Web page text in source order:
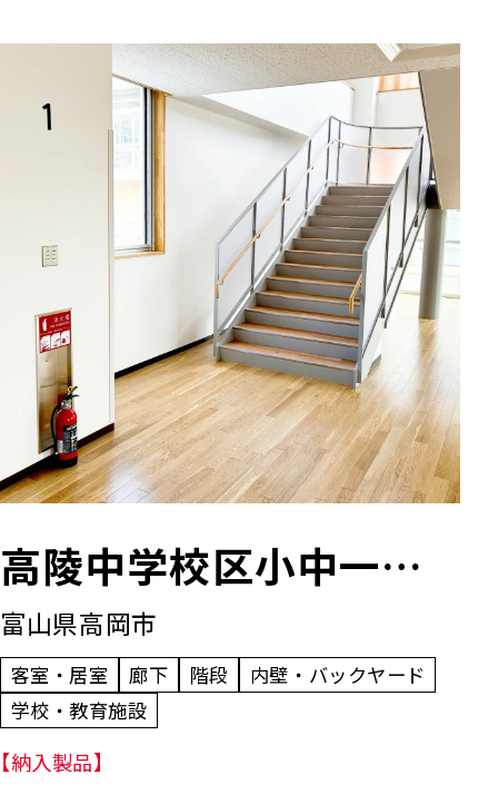
高陵中学校区小中一貫
校校舎
富山県高岡市
客室・居室 廊下 階段
内壁・バックヤード
学校・教育施設
【納入製品】